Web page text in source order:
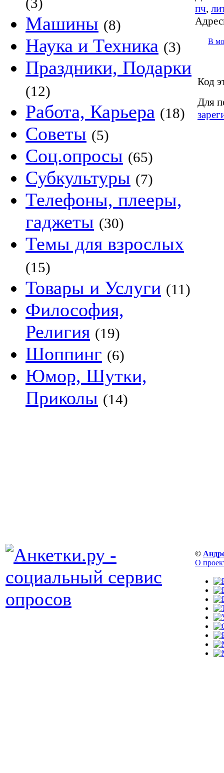
Машины (8)
Наука и Техника (3)
Праздники, Подарки
(12)
Работа, Карьера (18)
Советы (5)
Соц.опросы (65)
Субкультуры (7)
Телефоны, плееры,
гаджеты (30)
Темы для взрослых
(15)
Товары и Услуги (11)
Философия,
Религия (19)
Шоппинг (6)
Юмор, Шутки,
Приколы (14)
пч,
В
Код
Для
©
О